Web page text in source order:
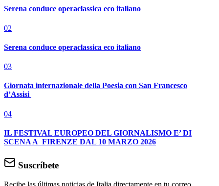
Serena conduce operaclassica eco italiano
02
Serena conduce operaclassica eco italiano
03
Giornata internazionale della Poesia con San Francesco
d’Assisi
04
IL FESTIVAL EUROPEO DEL GIORNALISMO E’ DI
SCENA A FIRENZE DAL 10 MARZO 2026
Suscríbete
Recibe las últimas noticias de Italia directamente en tu correo.